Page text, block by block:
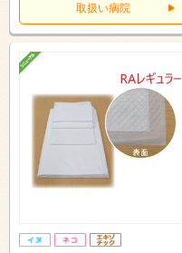
取扱い病院